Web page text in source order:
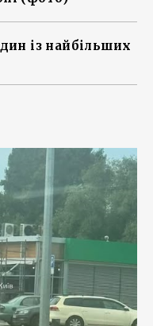
із найбільших